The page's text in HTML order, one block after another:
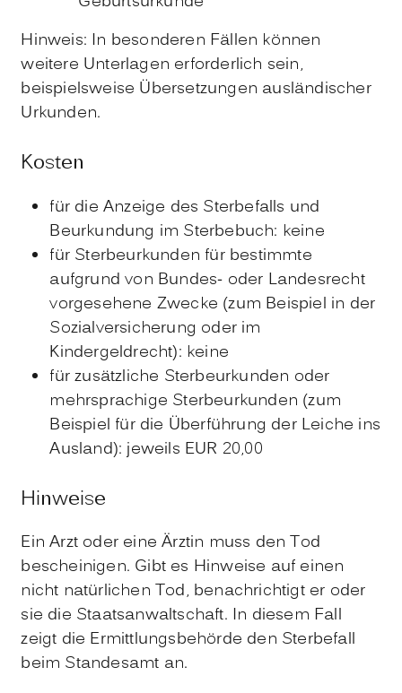
Hinweis: In besonderen Fällen können
weitere Unterlagen erforderlich sein,
beispielsweise Übersetzungen ausländischer
Urkunden.
Kosten
für die Anzeige des Sterbefalls und
Beurkundung im Sterbebuch: keine
für Sterbeurkunden für bestimmte
aufgrund von Bundes- oder Landesrecht
vorgesehene Zwecke (zum Beispiel in der
Sozialversicherung oder im
Kindergeldrecht): keine
für zusätzliche Sterbeurkunden oder
mehrsprachige Sterbeurkunden (zum
Beispiel für die Überführung der Leiche ins
Ausland): jeweils EUR 20,00
Hinweise
Ein Arzt oder eine Ärztin muss den Tod
bescheinigen. Gibt es Hinweise auf einen
nicht natürlichen Tod, benachrichtigt er oder
sie die Staatsanwaltschaft. In diesem Fall
zeigt die Ermittlungsbehörde den Sterbefall
beim Standesamt an.